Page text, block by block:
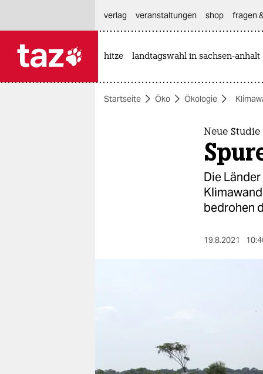
themen
verlag
verlag
veranstaltungen shop fragen
hitze landtagswahl in sachsen-anhalt
Startseite Öko Ökologie
Neue
Die
bedrohen
19.8.2021